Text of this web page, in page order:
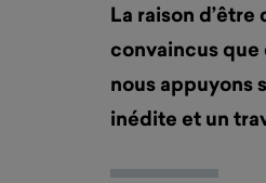
La raison
convaincus que
nous appuyons
inédite et un